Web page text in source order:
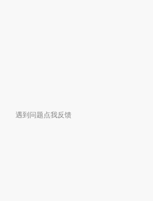
遇到问题点我反馈